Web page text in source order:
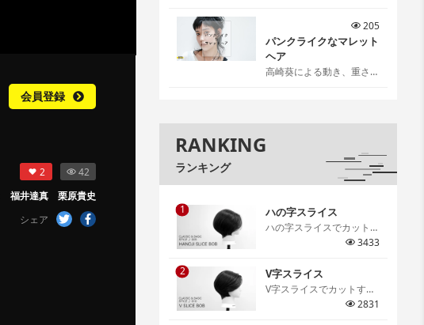
会員登録
2
42
福井達真 栗原貴史
シェア
ショートスタイル。 伊藤
ならではの可愛いの見つけ
方、お伝えします。[…]
パンクライクなマレット
ヘア
高崎葵による動き、重さ、
205
RANKING
ランキング
1 ハの字スライス
ハの字スライスでカットす
るグラデーションボブ。ハ
仕上がりの特徴などを細か
く解説しています。[…]
3433
2 V字スライス
V字スライスでカットする
グラデーションボブ。V字
2831